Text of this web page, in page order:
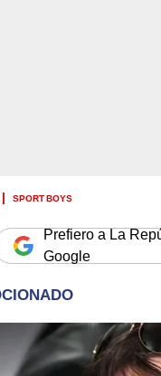
SPORT BOYS
Prefiero a La
Google